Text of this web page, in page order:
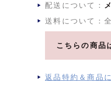
配送について：
送料について：
こちらの商品
返品特約＆商品